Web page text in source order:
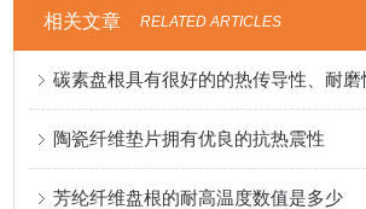
相关文章 RELATED ARTICLES
碳素盘根具有很好的的热传导性、耐
陶瓷纤维垫片拥有优良的抗热震性
芳纶纤维盘根的耐高温度数值是多少